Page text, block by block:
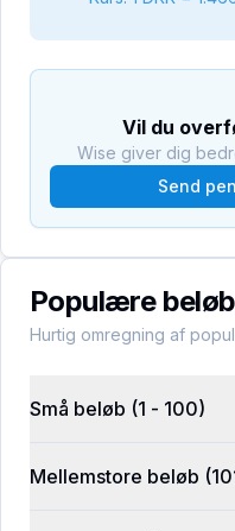
Vil du
Wise giver dig
Send
Populære beløb
Hurtig omregning af
Små beløb (1 - 100)
Mellemstore beløb